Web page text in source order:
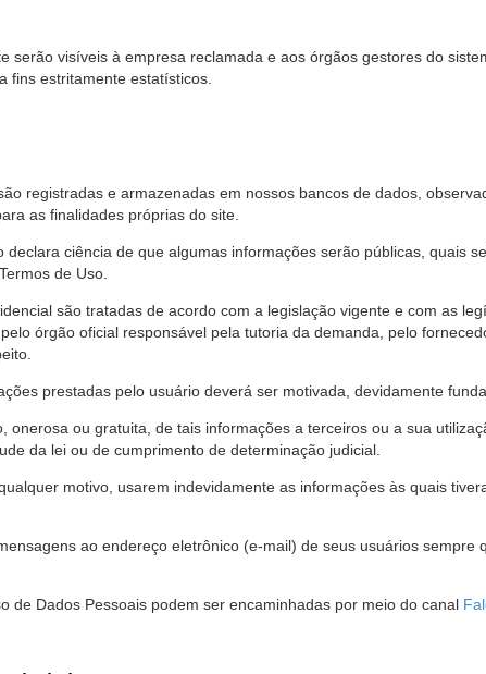
serão visíveis à empresa reclamada e aos órgãos gestores do
fins estritamente estatísticos.
registradas e armazenadas em nossos bancos de dados,
as finalidades próprias do site.
declara ciência de que algumas informações serão públicas, quais
de Uso.
são tratadas de acordo com a legislação vigente e com as
órgão oficial responsável pela tutoria da demanda, pelo
prestadas pelo usuário deverá ser motivada, devidamente
onerosa ou gratuita, de tais informações a terceiros ou a sua
da lei ou de cumprimento de determinação judicial.
motivo, usarem indevidamente as informações às quais
ao endereço eletrônico (e-mail) de seus usuários sempre
de Dados Pessoais podem ser encaminhadas por meio do canal